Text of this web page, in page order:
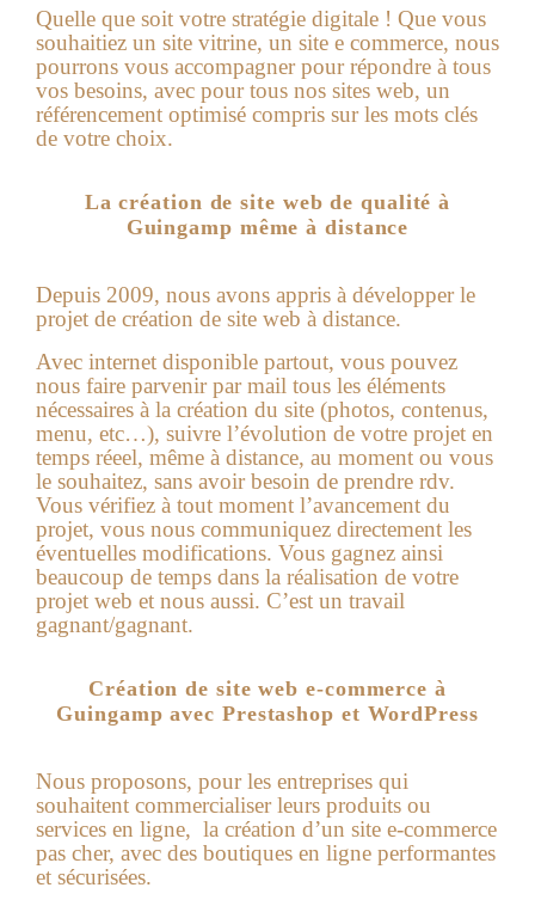
Quelle que soit votre stratégie digitale ! Que vous
souhaitiez un site vitrine, un site e commerce, nous
pourrons vous accompagner pour répondre à tous
vos besoins, avec pour tous nos sites web, un
référencement optimisé compris sur les mots clés
de votre choix.
La création de site web de qualité à
Guingamp même à distance
Depuis 2009, nous avons appris à développer le
projet de création de site web à distance.
Avec internet disponible partout, vous pouvez
nous faire parvenir par mail tous les éléments
nécessaires à la création du site (photos, contenus,
menu, etc…), suivre l’évolution de votre projet en
temps réeel, même à distance, au moment ou vous
le souhaitez, sans avoir besoin de prendre rdv.
Vous vérifiez à tout moment l’avancement du
projet, vous nous communiquez directement les
éventuelles modifications. Vous gagnez ainsi
beaucoup de temps dans la réalisation de votre
projet web et nous aussi. C’est un travail
gagnant/gagnant.
Création de site web e-commerce à
Guingamp avec Prestashop et WordPress
Nous proposons, pour les entreprises qui
souhaitent commercialiser leurs produits ou
services en ligne, la création d’un site e-commerce
pas cher, avec des boutiques en ligne performantes
et sécurisées.